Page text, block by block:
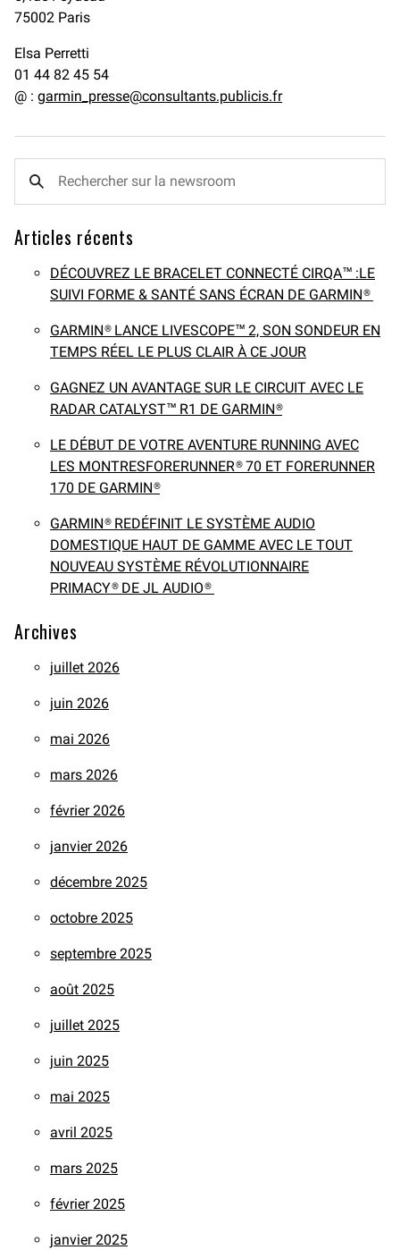
75002 Paris
Elsa Perretti
01 44 82 45 54
@ : garmin_presse@consultants.publicis.fr
Articles récents
DÉCOUVREZ LE BRACELET CONNECTÉ CIRQA™ :LE
SUIVI FORME & SANTÉ SANS ÉCRAN DE GARMIN®
GARMIN® LANCE LIVESCOPE™ 2, SON SONDEUR EN
TEMPS RÉEL LE PLUS CLAIR À CE JOUR
GAGNEZ UN AVANTAGE SUR LE CIRCUIT AVEC LE
RADAR CATALYST™ R1 DE GARMIN®
LE DÉBUT DE VOTRE AVENTURE RUNNING AVEC
LES MONTRESFORERUNNER® 70 ET FORERUNNER
170 DE GARMIN®
GARMIN® REDÉFINIT LE SYSTÈME AUDIO
DOMESTIQUE HAUT DE GAMME AVEC LE TOUT
NOUVEAU SYSTÈME RÉVOLUTIONNAIRE
PRIMACY® DE JL AUDIO®
Archives
juillet 2026
juin 2026
mai 2026
mars 2026
février 2026
janvier 2026
décembre 2025
octobre 2025
septembre 2025
août 2025
juillet 2025
juin 2025
mai 2025
avril 2025
mars 2025
février 2025
janvier 2025